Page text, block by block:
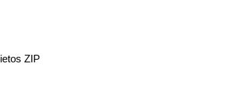
ZIP